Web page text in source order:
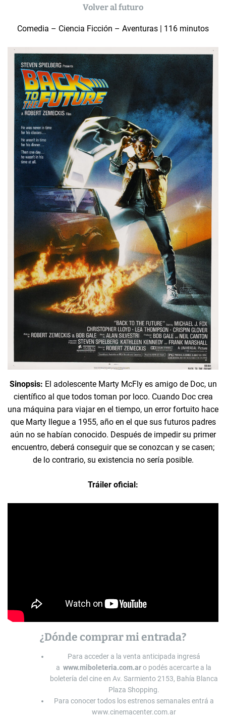
Volver al futuro
Comedia – Ciencia Ficción – Aventuras | 116 minutos
Sinopsis: El adolescente Marty McFly es amigo de Doc, un
científico al que todos toman por loco. Cuando Doc crea
una máquina para viajar en el tiempo, un error fortuito hace
que Marty llegue a 1955, año en el que sus futuros padres
aún no se habían conocido. Después de impedir su primer
encuentro, deberá conseguir que se conozcan y se casen;
de lo contrario, su existencia no sería posible.
Tráiler oficial:
¿Dónde comprar mi entrada?
Para acceder a la venta anticipada ingresá
a www.miboleteria.com.aro podés acercarte a la
boletería del cine en Av. Sarmiento 2153, Bahía Blanca
Plaza Shopping.
Para conocer todos los estrenos semanales entrá a
www.cinemacenter.com.ar